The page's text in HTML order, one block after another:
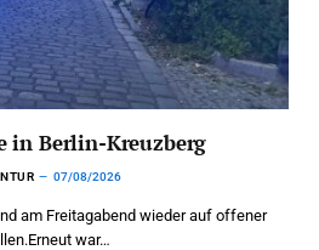
in Berlin-Kreuzberg
07/08/2026
am Freitagabend wieder auf offener
war…